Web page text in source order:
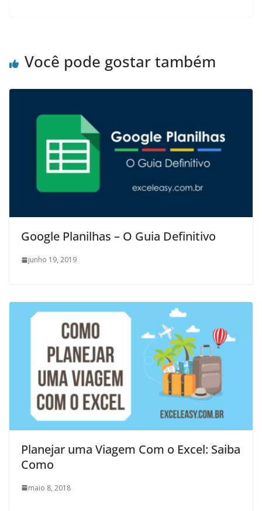
Você pode gostar também
Google Planilhas – O Guia Definitivo
junho 19, 2019
Planejar uma Viagem Com o Excel: Saiba
Como
maio 8, 2018